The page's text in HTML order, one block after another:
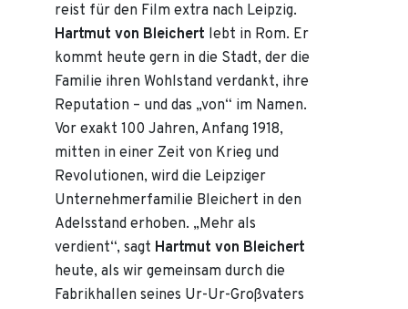
reist für den Film extra nach Leipzig.
Hartmut von Bleichert lebt in Rom. Er
kommt heute gern in die Stadt, der die
Familie ihren Wohlstand verdankt, ihre
Reputation – und das „von“ im Namen.
Vor exakt 100 Jahren, Anfang 1918,
mitten in einer Zeit von Krieg und
Revolutionen, wird die Leipziger
Unternehmerfamilie Bleichert in den
Adelsstand erhoben. „Mehr als
verdient“, sagt Hartmut von Bleichert
heute, als wir gemeinsam durch die
Fabrikhallen seines Ur-Ur-Großvaters